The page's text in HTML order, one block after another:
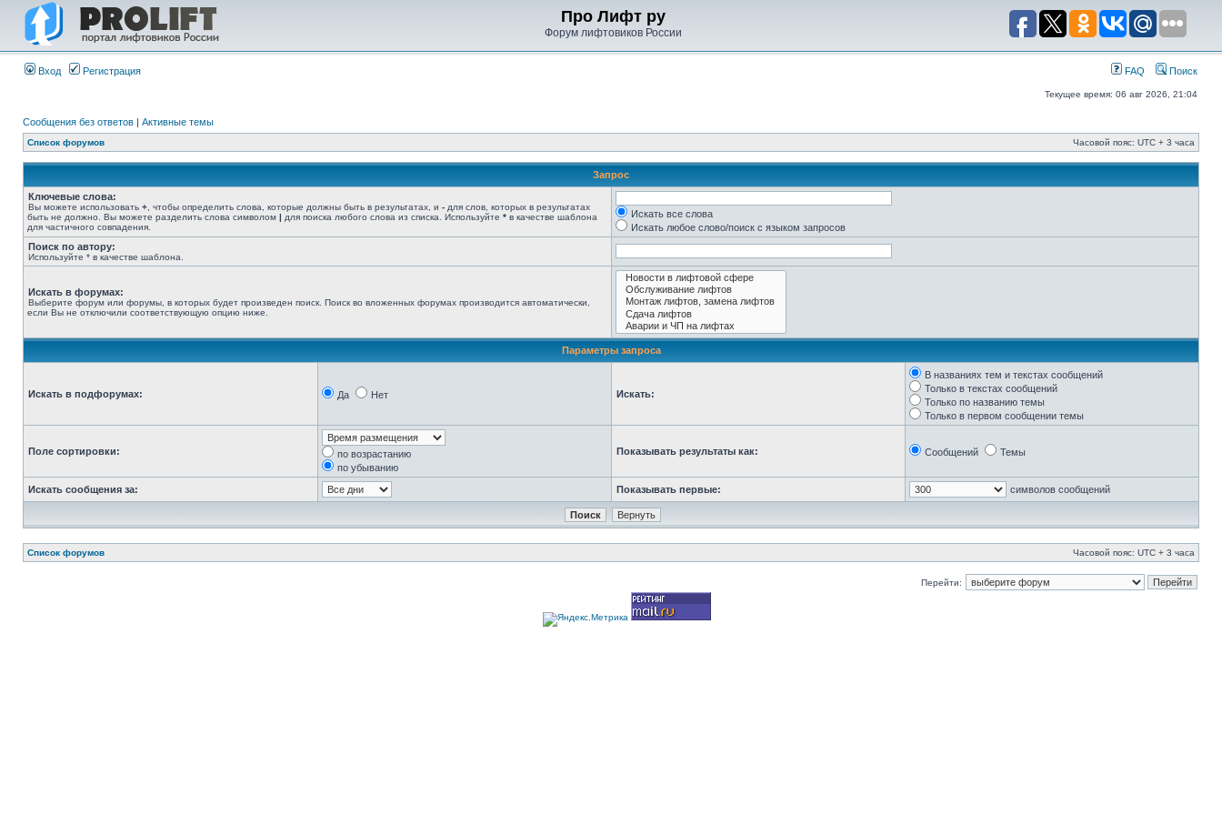
Про Лифт ру
Форум лифтовиков России
Вход Регистрация FAQ Поиск
Текущее время: 06 авг 2026, 21:04
Сообщения без ответов | Активные темы
Список форумов Часовой пояс: UTC + 3 часа
Запрос
Ключевые слова:
Вы можете использовать + , чтобы определить слова, которые должны быть в результатах, и - для слов, которых в результатах
быть не должно. Вы можете разделить слова символом | для поиска любого слова из списка. Используйте * в качестве шаблона
для частичного совпадения.
Искать все слова
Искать любое слово/поиск с языком запросов
Поиск по автору:
Используйте * в качестве шаблона.
Искать в форумах:
Выберите форум или форумы, в которых будет произведен поиск. Поиск во вложенных форумах производится автоматически,
если Вы не отключили соответствующую опцию ниже.
Параметры запроса
Искать в подфорумах: Да Нет Искать:
В названиях тем и текстах сообщений
Только в текстах сообщений
Только по названию темы
Только в первом сообщении темы
Поле сортировки:
по возрастанию
по убыванию
Показывать результаты как: Сообщений Темы
Искать сообщения за: Показывать первые: символов сообщений
Список форумов Часовой пояс: UTC + 3 часа
Перейти: